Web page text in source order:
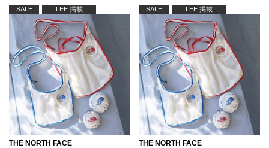
SALE LEE 掲載
THE NORTH FACE
SALE LEE 掲載
THE NORTH FACE